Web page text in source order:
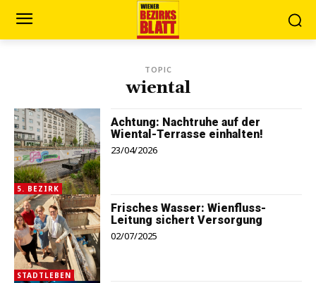
TOPIC
wiental
5. BEZIRK
Achtung: Nachtruhe auf der
Wiental-Terrasse einhalten!
23/04/2026
STADTLEBEN
Frisches Wasser: Wienfluss-
Leitung sichert Versorgung
02/07/2025